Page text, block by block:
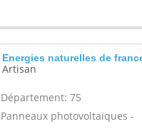
Energies naturelles de
Artisan
Département: 75
Panneaux photovoltaïques -